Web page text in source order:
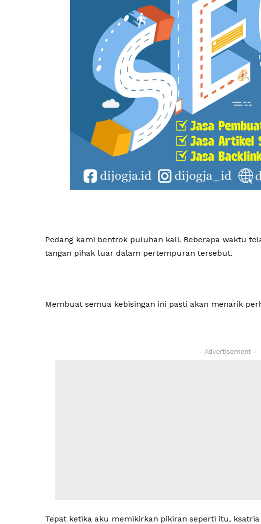
Pedang kami bentrok puluhan kali. Beberapa waktu
tangan pihak luar dalam pertempuran tersebut.
Membuat semua kebisingan ini pasti akan menarik
- Advertisement -
Tepat ketika aku memikirkan pikiran seperti itu,